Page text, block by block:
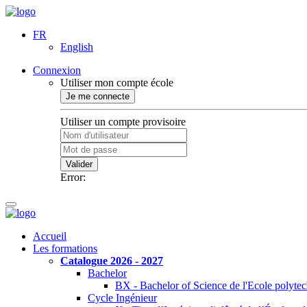
FR
English
Connexion
Utiliser mon compte école
Je me connecte
Utiliser un compte provisoire
Valider
Error:
Accueil
Les formations
Catalogue 2026 - 2027
Bachelor
BX - Bachelor of Science de l'Ecole
Cycle Ingénieur